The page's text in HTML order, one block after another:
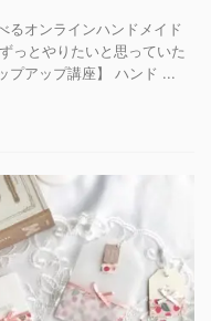
るオンラインハンドメイド
っとやりたいと思っていた
プアップ講座】 ハンド ...